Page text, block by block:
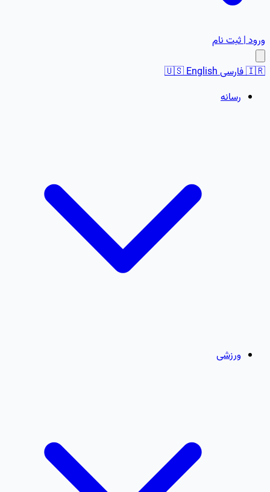
ورود | ثبت نام
🇮🇷فارسی 🇺🇸English
رسانه
ورزشی